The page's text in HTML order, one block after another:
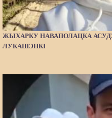
ЖЫХАРКУ НАВАПОЛАЦКА
ЛУКАШЭНКІ